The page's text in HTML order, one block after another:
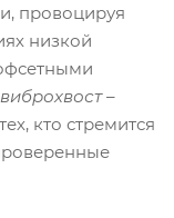
провоцируя
низкой
виброхвост–
кто стремится